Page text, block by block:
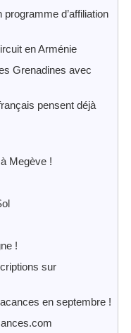
d’affiliation
en Arménie
Grenadines avec
pensent déjà
Megève !
!
sur
en septembre !